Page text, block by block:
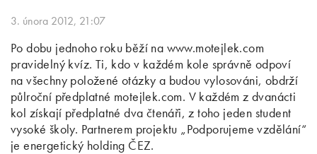
3. února 2012, 21:07
Po dobu jednoho roku běží na www.motejlek.com
pravidelný kvíz. Ti, kdo v každém kole správně odpoví
na všechny položené otázky a budou vylosováni, obdrží
půlroční předplatné motejlek.com. V každém z dvanácti
kol získají předplatné dva čtenáři, z toho jeden student
vysoké školy. Partnerem projektu „Podporujeme vzdělání“
je energetický holding ČEZ.